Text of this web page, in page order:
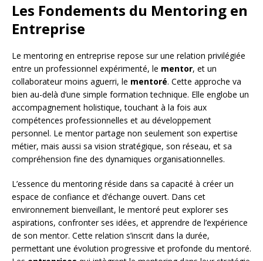
Les Fondements du Mentoring en
Entreprise
Le mentoring en entreprise repose sur une relation privilégiée
entre un professionnel expérimenté, le mentor, et un
collaborateur moins aguerri, le mentoré. Cette approche va
bien au-delà d’une simple formation technique. Elle englobe un
accompagnement holistique, touchant à la fois aux
compétences professionnelles et au développement
personnel. Le mentor partage non seulement son expertise
métier, mais aussi sa vision stratégique, son réseau, et sa
compréhension fine des dynamiques organisationnelles.
L’essence du mentoring réside dans sa capacité à créer un
espace de confiance et d’échange ouvert. Dans cet
environnement bienveillant, le mentoré peut explorer ses
aspirations, confronter ses idées, et apprendre de l’expérience
de son mentor. Cette relation s’inscrit dans la durée,
permettant une évolution progressive et profonde du mentoré.